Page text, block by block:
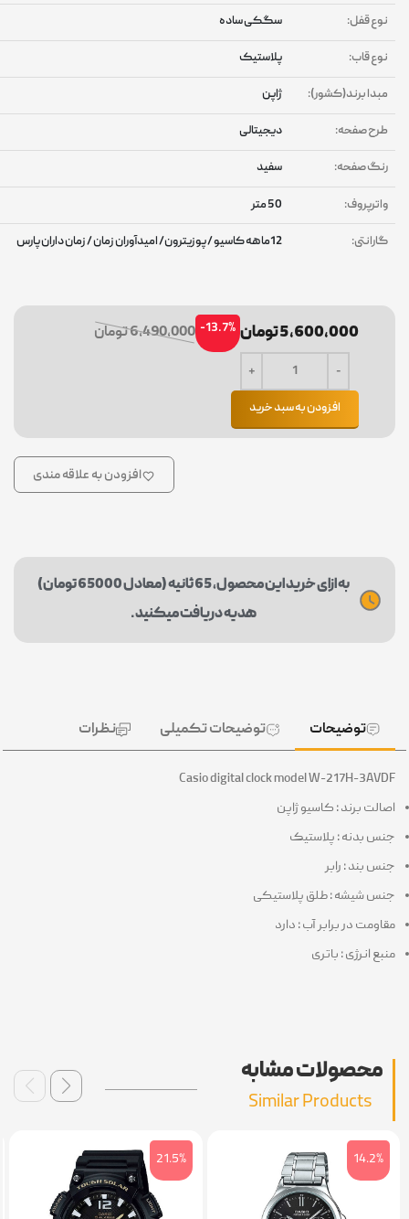
قفل: سگکی ساده
قاب: پلاستیک
برند(کشور):
صفحه: دیجیتالی
صفحه: سفید
5,600,000 تومان -13.7% 6,490,000 تومان
افزودن به سبد خرید
افزودن به علاقه مندی
به ازای خرید این محصول، 65 ثانیه (معادل 65000 تومان)
هدیه دریافت میکنید.
توضیحات توضیحات تکمیلی نظرات
Casio digital clock model W-217H-
برند : کاسیو ژاپن
بدنه : پلاستیک
بند : رابر
شیشه : طلق پلاستیکی
در برابر آب : دارد
انرژی : باتری
محصولات مشابه
Similar Products
14.2%
21.5%